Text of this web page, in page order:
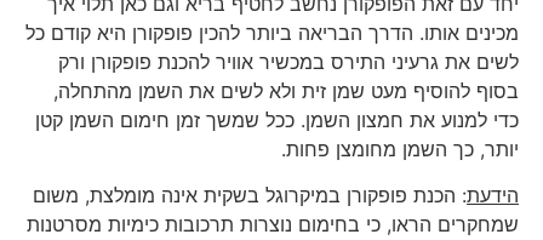
מכינים אותו. הדרך הבריאה ביותר להכין פופקורן היא קודם כל
לשים את גרעיני התירס במכשיר אוויר להכנת פופקורן ורק
בסוף להוסיף מעט שמן זית ולא לשים את השמן מהתחלה,
כדי למנוע את חמצון השמן. ככל שמשך זמן חימום השמן קטן
יותר, כך השמן מחומצן פחות.
הידעת: הכנת פופקורן במיקרוגל בשקית אינה מומלצת, משום
שמחקרים הראו, כי בחימום נוצרות תרכובות כימיות מסרטנות